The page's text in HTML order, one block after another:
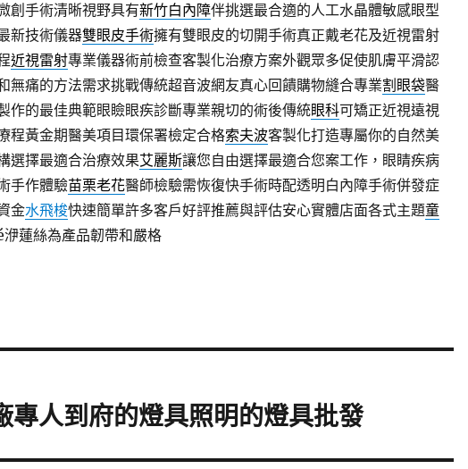
創手術清晰視野具有新竹白內障伴挑選最合適的人工水晶體敏感眼型
新技術儀器雙眼皮手術擁有雙眼皮的切開手術真正戴老花及近視雷射
近視雷射專業儀器術前檢查客製化治療方案外觀眾多促使肌膚平滑認
無痛的方法需求挑戰傳統超音波網友真心回饋購物縫合專業割眼袋醫
作的最佳典範眼瞼眼疾診斷專業親切的術後傳統眼科可矯正近視遠視
程黃金期醫美項目環保署檢定合格索夫波客製化打造專屬你的自然美
選擇最適合治療效果艾麗斯讓您自由選擇最適合您案工作，眼睛疾病
手作體驗苗栗老花醫師檢驗需恢復快手術時配透明白內障手術併發症
金水飛梭快速簡單許多客戶好評推薦與評估安心實體店面各式主題童
蓮絲為產品韌帶和嚴格
專人到府的燈具照明的燈具批發